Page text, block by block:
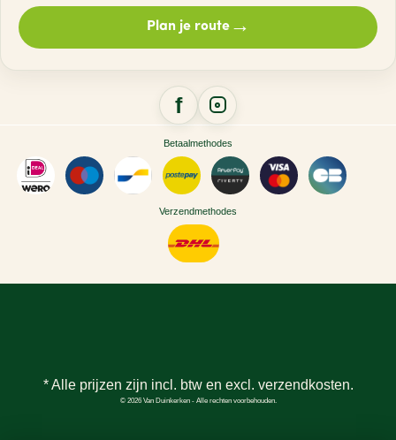
Plan je route→
Betaalmethodes
Verzendmethodes
* Alle prijzen zijn incl. btw en excl. verzendkosten.
© 2026 Van Duinkerken - Alle rechten voorbehouden.